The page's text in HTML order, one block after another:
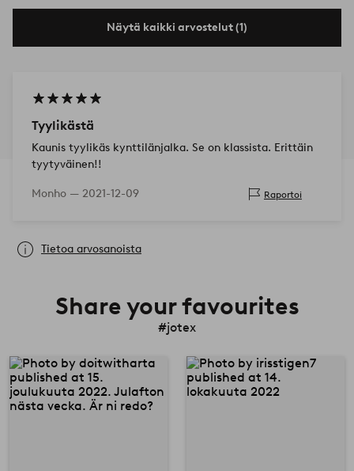
Näytä kaikki arvostelut (1)
Tyylikästä
Kaunis tyylikäs kynttilänjalka. Se on klassista. Erittäin
tyytyväinen!!
Monho — 2021-12-09 Raportoi
Tietoa arvosanoista
Share your favourites
#jotex